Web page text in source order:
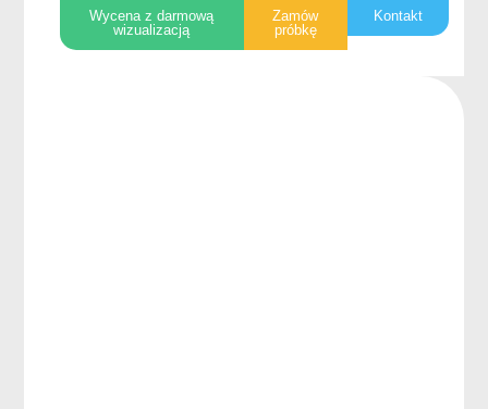
Wycena z darmową
wizualizacją
Zamów
próbkę
Kontakt